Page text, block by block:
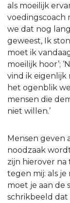
als moeilijk
voedingscoach
we dat nog
geweest, Ik
moet ik
moeilijk hoor’;
vind ik eigenlijk
het ogenblik
mensen die
niet willen.’
Mensen geven
noodzaak
zijn hierover na
tegen mij: als
moet je aan de
schrikbeeld dat